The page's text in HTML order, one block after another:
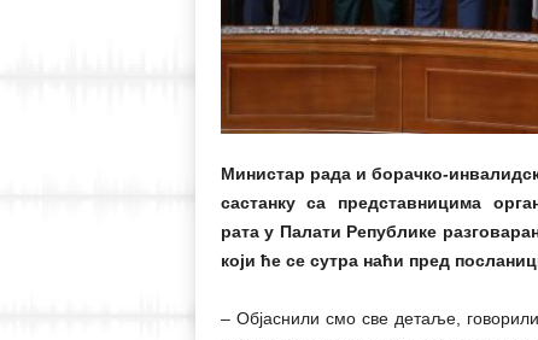
Министар рада и борачко-
састанку са представницима
рата у Палати Републике
који ће се сутра наћи пред
– Објаснили смо све детаље,